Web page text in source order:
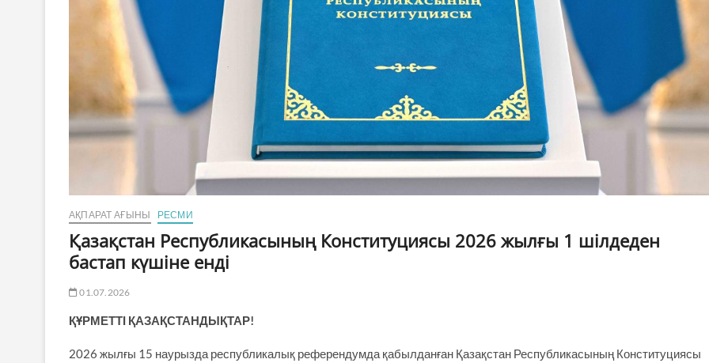
АҚПАРАТ АҒЫНЫ РЕСМИ
Қазақстан Республикасының Конституциясы 2026 жылғы 1 шілдеден
бастап күшіне енді
01.07.2026
ҚҰРМЕТТІ ҚАЗАҚСТАНДЫҚТАР!
2026 жылғы 15 наурызда республикалық референдумда қабылданған Қазақстан Республикасының Конституциясы